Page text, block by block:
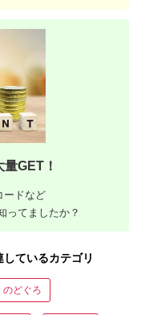
GET！
ードなど
ってましたか？
ているカテゴリ
のどぐろ